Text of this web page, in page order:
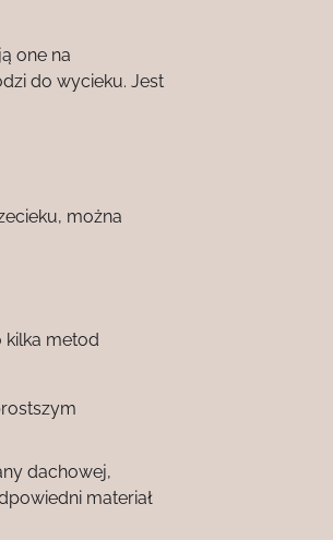
one na
do wycieku. Jest
można
kilka metod
dachowej,
materiał